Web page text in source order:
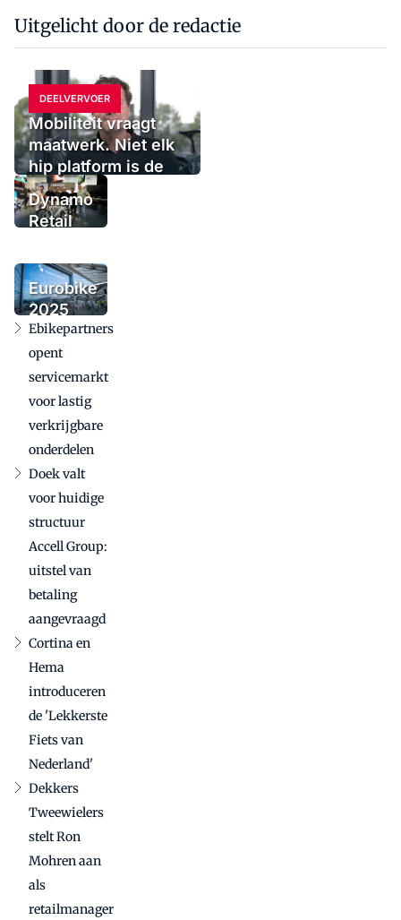
Uitgelicht door de redactie
DEELVERVOER
Mobiliteit vraagt
maatwerk. Niet elk
hip platform is de
oplossing
Dynamo
Retail
voegt
urbanmerk
Tenways
toe
Eurobike
2025
bevestigt
internationale
betekenis in
uitdagende
markt
Ebikepartners
opent
servicemarkt
voor lastig
verkrijgbare
onderdelen
Doek valt
voor huidige
structuur
Accell Group:
uitstel van
betaling
aangevraagd
Cortina en
Hema
introduceren
de 'Lekkerste
Fiets van
Nederland'
Dekkers
Tweewielers
stelt Ron
Mohren aan
als
retailmanager